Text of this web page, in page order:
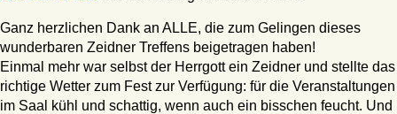
Ganz herzlichen Dank an ALLE, die zum Gelingen dieses
wunderbaren Zeidner Treffens beigetragen haben!
Einmal mehr war selbst der Herrgott ein Zeidner und stellte das
richtige Wetter zum Fest zur Verfügung: für die Veranstaltungen
im Saal kühl und schattig, wenn auch ein bisschen feucht. Und